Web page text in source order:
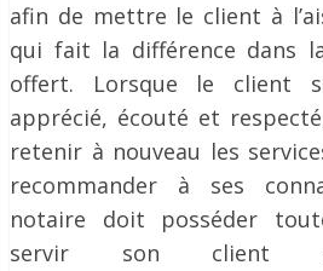
afin de mettre le client à
qui fait la différence dans
offert. Lorsque le client
apprécié, écouté et
retenir à nouveau les
recommander à ses
notaire doit posséder
servir son client